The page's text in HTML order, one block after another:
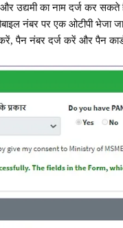
उद्यमी का नाम दर्ज कर
नंबर पर एक ओटीपी भेजा
पैन नंबर दर्ज करें और पैन